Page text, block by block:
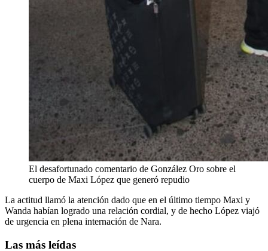
El desafortunado comentario de González Oro sobre el
cuerpo de Maxi López que generó repudio
La actitud llamó la atención dado que en el último tiempo Maxi y
Wanda habían logrado una relación cordial, y de hecho López viajó
de urgencia en plena internación de Nara.
Las más leídas